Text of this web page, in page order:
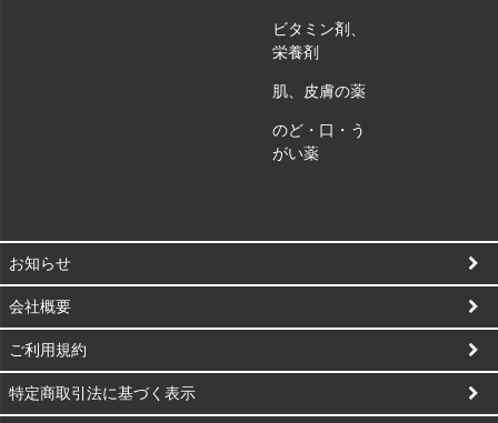
ビタミン剤、
栄養剤
肌、皮膚の薬
のど・口・う
がい薬
お知らせ
会社概要
ご利用規約
特定商取引法に基づく表示